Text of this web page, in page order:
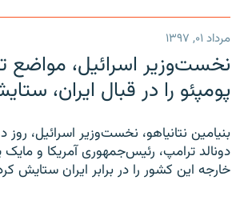
مرداد ۰۱, ۱۳۹۷
نخست‌وزیر اسرائیل، مواضع
پومپئو را در قبال ایران،
بنیامین نتانیاهو، نخست‌وزیر اسرائیل،
دونالد ترامپ، رئیس‌جمهوری آمریکا و مایک
خارجه این کشور را در برابر ایران ستایش